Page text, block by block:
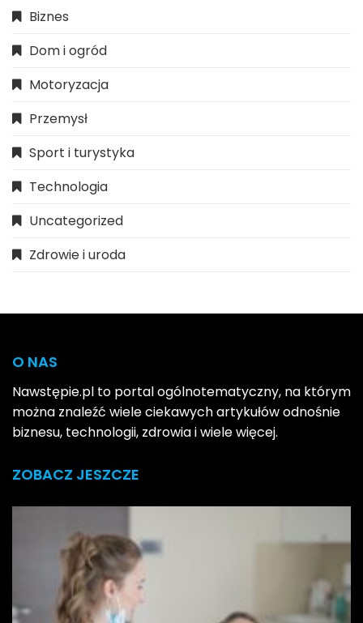
Biznes
Dom i ogród
Motoryzacja
Przemysł
Sport i turystyka
Technologia
Uncategorized
Zdrowie i uroda
O NAS
Nawstępie.pl to portal ogólnotematyczny, na którym
można znaleźć wiele ciekawych artykułów odnośnie
biznesu, technologii, zdrowia i wiele więcej.
ZOBACZ JESZCZE